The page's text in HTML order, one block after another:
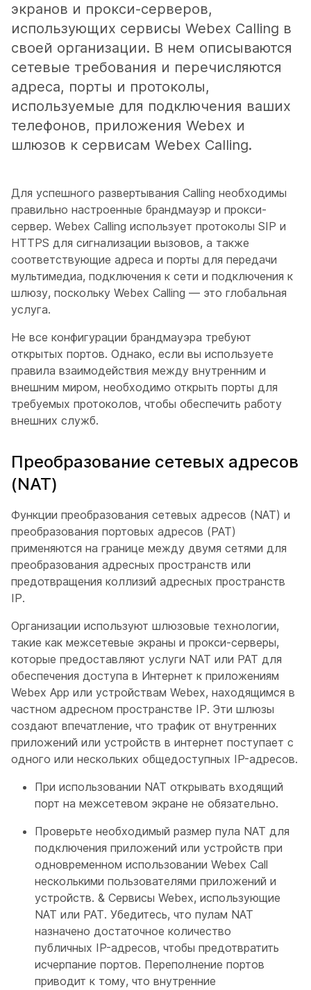
экранов и прокси-серверов,
использующих сервисы Webex Calling в
своей организации. В нем описываются
сетевые требования и перечисляются
адреса, порты и протоколы,
используемые для подключения ваших
телефонов, приложения Webex и
шлюзов к сервисам Webex Calling.
Для успешного развертывания Calling необходимы
правильно настроенные брандмауэр и прокси-
сервер. Webex Calling использует протоколы SIP и
HTTPS для сигнализации вызовов, а также
соответствующие адреса и порты для передачи
мультимедиа, подключения к сети и подключения к
шлюзу, поскольку Webex Calling — это глобальная
услуга.
Не все конфигурации брандмауэра требуют
открытых портов. Однако, если вы используете
правила взаимодействия между внутренним и
внешним миром, необходимо открыть порты для
требуемых протоколов, чтобы обеспечить работу
внешних служб.
Преобразование сетевых адресов
(NAT)
Функции преобразования сетевых адресов (NAT) и
преобразования портовых адресов (PAT)
применяются на границе между двумя сетями для
преобразования адресных пространств или
предотвращения коллизий адресных пространств
IP.
Организации используют шлюзовые технологии,
такие как межсетевые экраны и прокси-серверы,
которые предоставляют услуги NAT или PAT для
обеспечения доступа в Интернет к приложениям
Webex App или устройствам Webex, находящимся в
частном адресном пространстве IP. Эти шлюзы
создают впечатление, что трафик от внутренних
приложений или устройств в интернет поступает с
одного или нескольких общедоступных IP-адресов.
При использовании NAT открывать входящий
порт на межсетевом экране не обязательно.
Проверьте необходимый размер пула NAT для
подключения приложений или устройств при
одновременном использовании Webex Call
несколькими пользователями приложений и
устройств. & Сервисы Webex, использующие
NAT или PAT. Убедитесь, что пулам NAT
назначено достаточное количество
публичных IP-адресов, чтобы предотвратить
исчерпание портов. Переполнение портов
приводит к тому, что внутренние